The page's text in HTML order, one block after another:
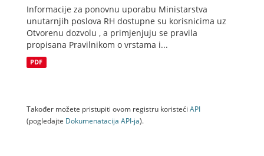
Informacije za ponovnu uporabu Ministarstva
unutarnjih poslova RH dostupne su korisnicima uz
Otvorenu dozvolu , a primjenjuju se pravila
propisana Pravilnikom o vrstama i...
PDF
Također možete pristupiti ovom registru koristeći API
(pogledajte Dokumenаtаcijа API-jа).